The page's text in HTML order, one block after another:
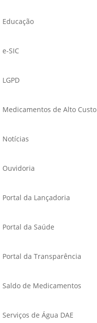
Educação
e-SIC
LGPD
Medicamentos de Alto Custo
Notícias
Ouvidoria
Portal da Lançadoria
Portal da Saúde
Portal da Transparência
Saldo de Medicamentos
Serviços de Água DAE